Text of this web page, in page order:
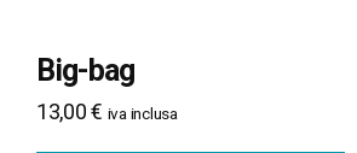
Big-bag
13,00€ iva inclusa